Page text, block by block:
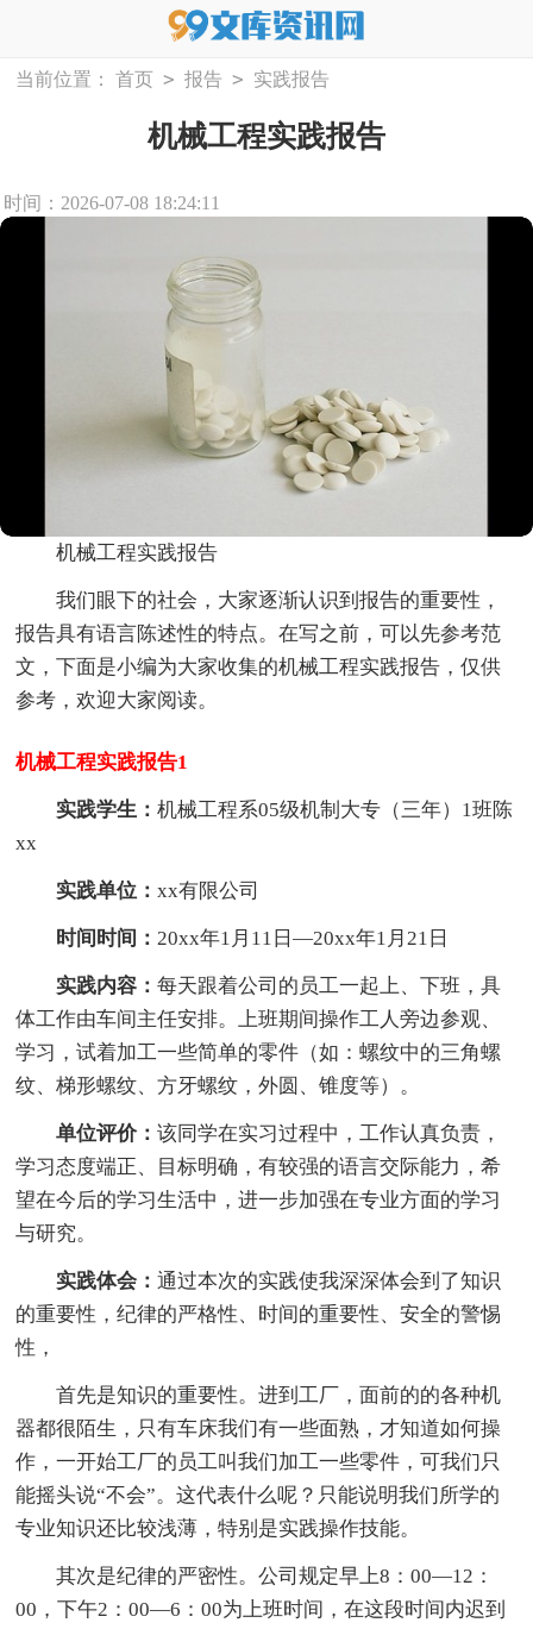
当前位置： 首页 > 报告 > 实践报告
机械工程实践报告
时间：2026-07-08 18:24:11
机械工程实践报告
我们眼下的社会，大家逐渐认识到报告的重要性，
报告具有语言陈述性的特点。在写之前，可以先参考范
文，下面是小编为大家收集的机械工程实践报告，仅供
参考，欢迎大家阅读。
机械工程实践报告1
实践学生：机械工程系05级机制大专（三年）1班陈
xx
实践单位：xx有限公司
时间时间：20xx年1月11日—20xx年1月21日
实践内容：每天跟着公司的员工一起上、下班，具
体工作由车间主任安排。上班期间操作工人旁边参观、
学习，试着加工一些简单的零件（如：螺纹中的三角螺
纹、梯形螺纹、方牙螺纹，外圆、锥度等）。
单位评价：该同学在实习过程中，工作认真负责，
学习态度端正、目标明确，有较强的语言交际能力，希
望在今后的学习生活中，进一步加强在专业方面的学习
与研究。
实践体会：通过本次的实践使我深深体会到了知识
的重要性，纪律的严格性、时间的重要性、安全的警惕
性，
首先是知识的重要性。进到工厂，面前的的各种机
器都很陌生，只有车床我们有一些面熟，才知道如何操
作，一开始工厂的员工叫我们加工一些零件，可我们只
能摇头说“不会”。这代表什么呢？只能说明我们所学的
专业知识还比较浅薄，特别是实践操作技能。
其次是纪律的严密性。公司规定早上8：00—12：
00，下午2：00—6：00为上班时间，在这段时间内迟到